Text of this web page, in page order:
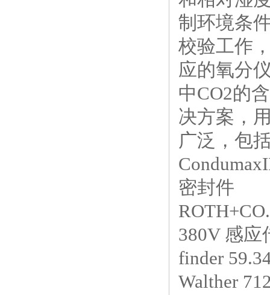
制环境条
校验工作
应的氧分
中CO2的
决方案，
广泛，包
密封件
380V 感应
finder
Walther